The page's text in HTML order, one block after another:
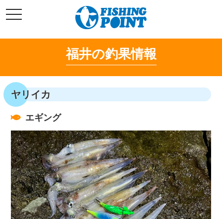
ン
ン
ス
キ
ッ
t
o
l
g
t
o
n
福井の釣果情報
ヤリイカ
エギング